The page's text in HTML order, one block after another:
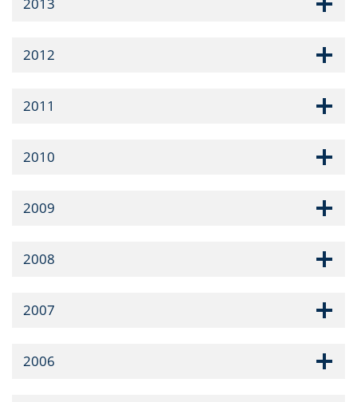
2013
2012
2011
2010
2009
2008
2007
2006